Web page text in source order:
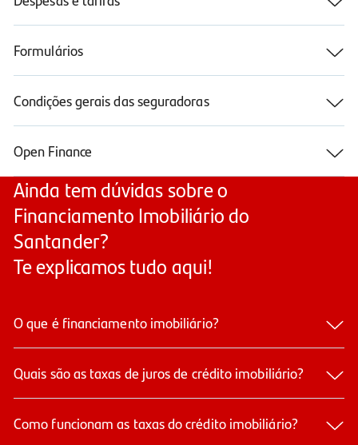
Formulários
Condições gerais das seguradoras
Open Finance
Ainda tem dúvidas sobre o
Financiamento Imobiliário do
Santander?
Te explicamos tudo aqui!
O que é financiamento imobiliário?
Quais são as taxas de juros de crédito imobiliário?​
Como funcionam as taxas do crédito imobiliário?